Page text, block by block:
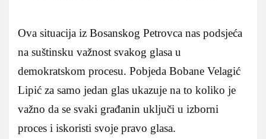
Ova situacija iz Bosanskog Petrovca nas podsjeća
na suštinsku važnost svakog glasa u
demokratskom procesu. Pobjeda Bobane Velagić
Lipić za samo jedan glas ukazuje na to koliko je
važno da se svaki građanin uključi u izborni
proces i iskoristi svoje pravo glasa.